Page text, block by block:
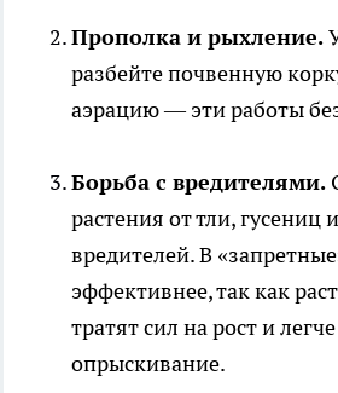
Прополка и рыхление.
разбейте почвенную
аэрацию — эти работы
Борьба с вредителями.
растения от тли, гусениц
вредителей. В
эффективнее, так как
тратят сил на рост и
опрыскивание.